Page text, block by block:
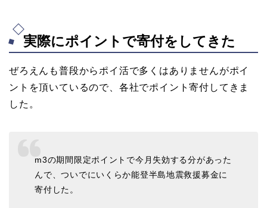
実際にポイントで寄付をしてきた
ぜろえんも普段からポイ活で多くはありませんがポイ
ントを頂いているので、各社でポイント寄付してきま
した。
m3の期間限定ポイントで今月失効する分があった
んで、ついでにいくらか能登半島地震救援募金に
寄付した。